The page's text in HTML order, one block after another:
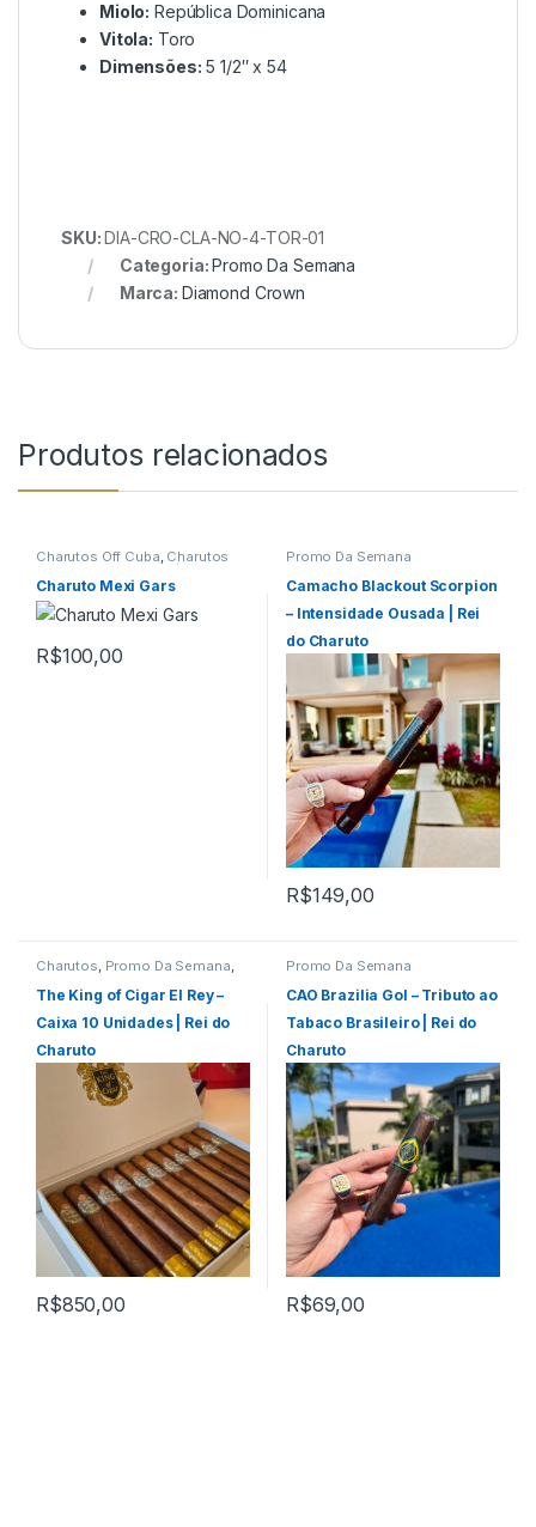
Miolo: República Dominicana
Vitola: Toro
Dimensões: 5 1/2″ x 54
SKU:DIA-CRO-CLA-NO-4-TOR-01
Categoria:Promo Da Semana
Marca: Diamond Crown
Produtos relacionados
Charutos Off Cuba, Charutos
Primeira Página
Promo Da Semana
Charuto Mexi Gars
R$100,00
Promo Da Semana
Camacho Blackout Scorpion
– Intensidade Ousada | Rei
do Charuto
R$149,00
Charutos, Promo Da Semana,
Todos Produtos
The King of Cigar El Rey –
Caixa 10 Unidades | Rei do
Charuto
R$850,00
Promo Da Semana
CAO Brazilia Gol – Tributo ao
Tabaco Brasileiro | Rei do
Charuto
R$69,00